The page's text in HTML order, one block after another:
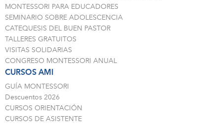
MONTESSORI PARA EDUCADORES
SEMINARIO SOBRE ADOLESCENCIA
CATEQUESIS DEL BUEN PASTOR
TALLERES GRATUITOS
VISITAS SOLIDARIAS
CONGRESO MONTESSORI ANUAL
CURSOS AMI
GUÍA MONTESSORI
Descuentos 2026
CURSOS ORIENTACIÓN
CURSOS DE ASISTENTE